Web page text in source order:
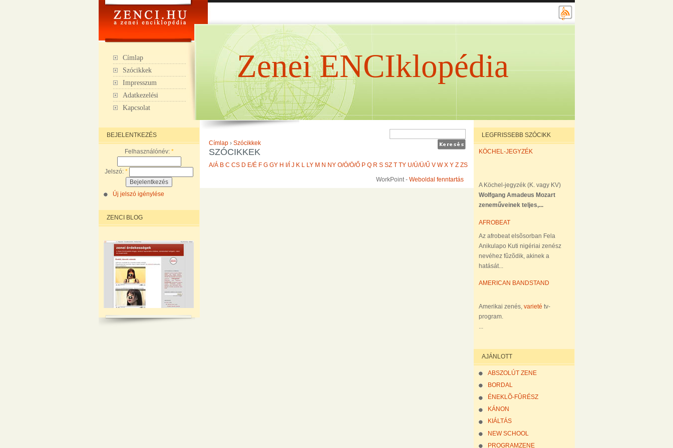
Címlap
Szócikkek
Impresszum
Adatkezelési
Kapcsolat
Zenei ENCIklopédia
BEJELENTKEZÉS
Felhasználónév: *
Jelszó: *
Új jelszó igénylése
ZENCI BLOG
Címlap› Szócikkek
SZÓCIKKEK
A/Á B C CS D E/É F G GY H I/Í J K L LY M N NY O/Ó/Ö/Ő P Q R S SZ T TY U/Ú/Ü/Ű V W X Y Z ZS
WorkPoint - Weboldal fenntartás
LEGFRISSEBB SZÓCIKK
KÖCHEL-JEGYZÉK
A Köchel-jegyzék (K. vagy KV)
Wolfgang Amadeus Mozart
zeneműveinek teljes,...
AFROBEAT
Az afrobeat elsõsorban Fela
Anikulapo Kuti nigériai zenész
nevéhez fûzõdik, akinek a
hatását...
AMERICAN BANDSTAND
Amerikai zenés, varieté tv-
program.
...
AJÁNLOTT
ABSZOLÚT ZENE
BORDAL
ÉNEKLÕ-FÛRÉSZ
KÁNON
KIÁLTÁS
NEW SCHOOL
PROGRAMZENE